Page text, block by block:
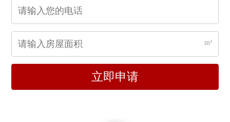
m²
立即申请